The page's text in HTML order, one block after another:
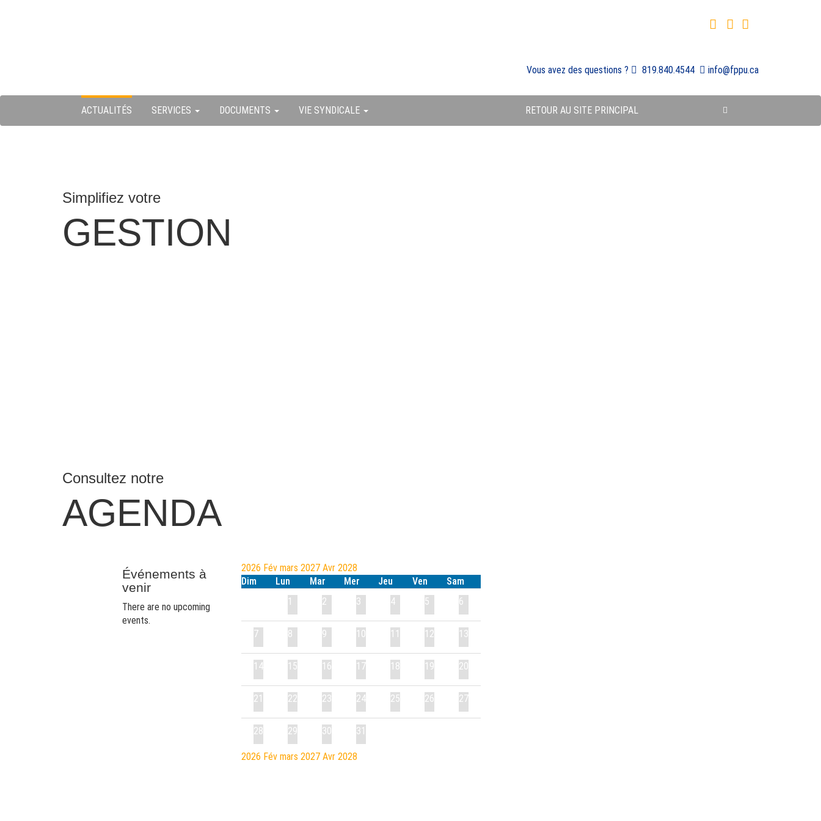
Vous avez des questions ? 819.840.4544 info@fppu.ca
ACTUALITÉS SERVICES DOCUMENTS VIE SYNDICALE RETOUR AU SITE PRINCIPAL
Simplifiez votre
GESTION
Consultez notre
AGENDA
Événements à
venir
There are no upcoming
events.
2026 Fév mars 2027 Avr 2028
Dim
Lun Mar Mer Jeu Ven
Sam
1
2 3 4 5 6
7 8 9 10 11 12 13
14 15 16 17 18 19 20
21 22 23 24 25 26 27
28 29 30 31
2026 Fév mars 2027 Avr 2028